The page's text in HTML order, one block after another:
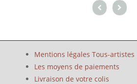
Mentions légales Tous-artistes
Les moyens de paiements
Livraison de votre colis